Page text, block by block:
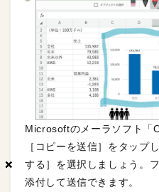
×
×
×
Microsoftのメーラソフト「
［コピーを送信］をタップ
する］を選択しましょう。
添付して送信できます。